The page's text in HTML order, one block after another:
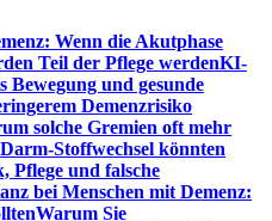
Wenn die Akutphase
Teil der Pflege werdenKI-
Bewegung und gesunde
Demenzrisiko
solche Gremien oft mehr
Stoffwechsel könnten
Pflege und falsche
bei Menschen mit Demenz:
Warum Sie